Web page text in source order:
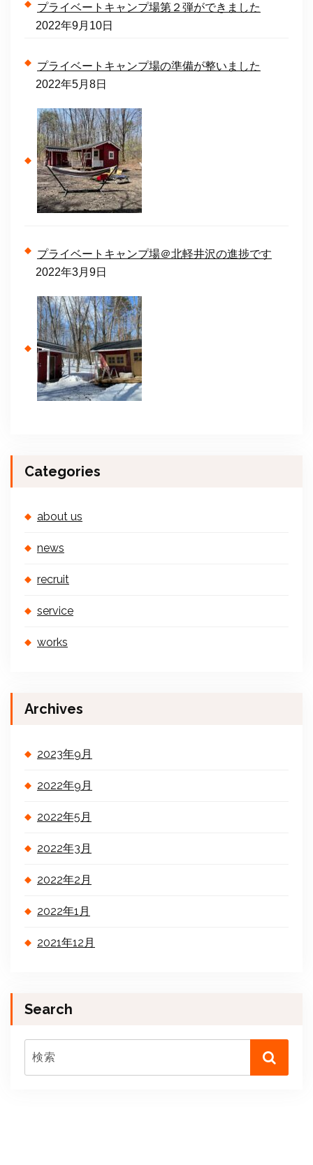
プライベートキャンプ場第２弾ができました
2022年9月10日
プライベートキャンプ場の準備が整いました
2022年5月8日
プライベートキャンプ場＠北軽井沢の進捗です
2022年3月9日
Categories
about us
news
recruit
service
works
Archives
2023年9月
2022年9月
2022年5月
2022年3月
2022年2月
2022年1月
2021年12月
Search